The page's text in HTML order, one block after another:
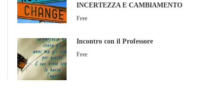
INCERTEZZA E CAMBIAMENTO
Free
Incontro con il Professore
Free